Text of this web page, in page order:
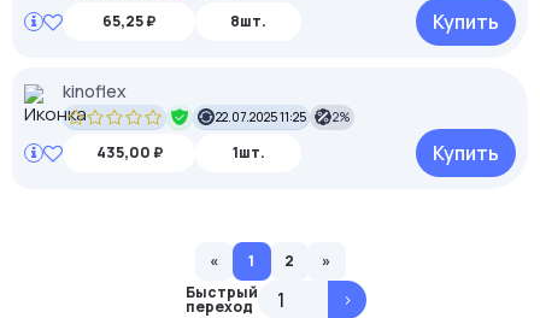
65,25 ₽ 8шт. Купить
kinoflex
22.07.2025 11:25 2%
435,00 ₽ 1шт. Купить
« 1 2
»
Быстрый
переход >